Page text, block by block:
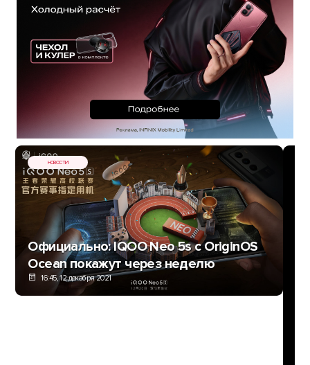
НОВОСТИ
Официально: IQOO Neo 5s с OriginOS
Ocean покажут через неделю
16:45, 12 декабря 2021